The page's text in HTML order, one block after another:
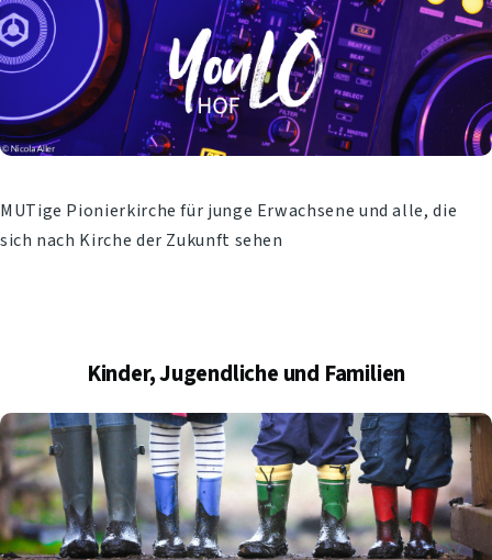
MUTige Pionierkirche für junge Erwachsene und alle, die
sich nach Kirche der Zukunft sehen
Kinder, Jugendliche und Familien